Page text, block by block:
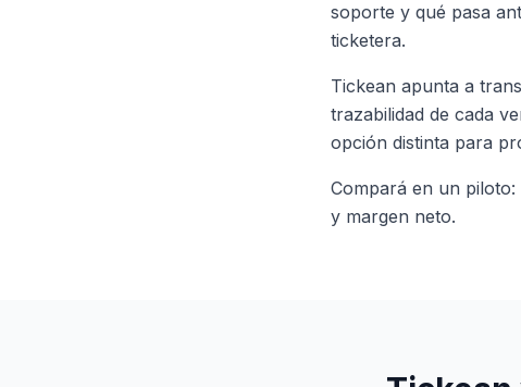
soporte y qué pasa
ticketera.
Tickean apunta a
trazabilidad de cada
opción distinta para
Compará en un piloto:
y margen neto.